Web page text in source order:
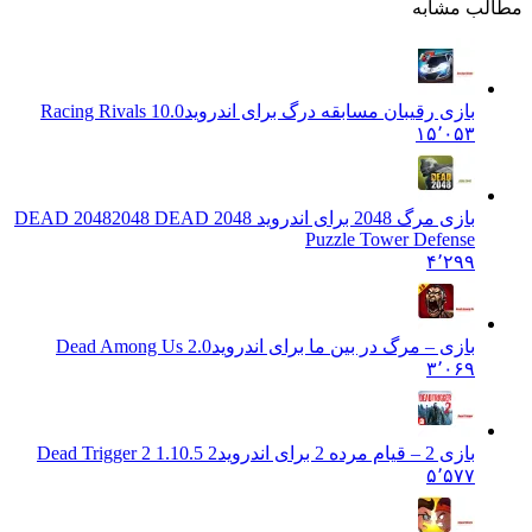
مشابه
بازی رقیبان مسابقه درگ برای اندروید Racing Rivals 10.0
۱۵٬۰۵۳
بازی مرگ 2048 برای اندروید DEAD 2048
2048 DEAD 2048
Puzzle Tower Defense
بازی – مرگ در بین ما برای اندروید Dead Among Us 2.0
Dead Trigger 2 1.10.5 2